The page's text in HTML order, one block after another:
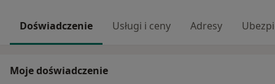
Doświadczenie Usługi i ceny Adresy
Moje doświadczenie